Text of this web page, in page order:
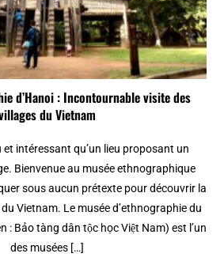
d’Hanoi : Incontournable visite des
du Vietnam
et intéressant qu’un lieu proposant un
Bienvenue au musée ethnographique
sous aucun prétexte pour découvrir la
Vietnam. Le musée d’ethnographie du
: Bảo tàng dân tộc học Việt Nam) est l’un
des musées […]